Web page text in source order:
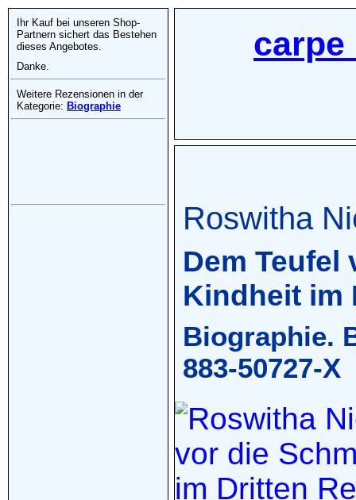
Roswitha
Dem Teufel
Kindheit im
Biographie.
883-50727-X
Ihr Kauf bei unseren Shop-
Partnern sichert das Bestehen
dieses Angebotes.
Danke.
Weitere Rezensionen in der
Kategorie: Biographie